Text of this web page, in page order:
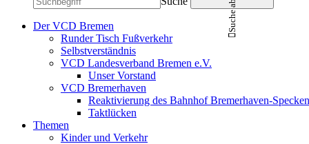
Der VCD Bremen
Runder Tisch Fußverkehr
Selbstverständnis
VCD Landesverband Bremen e.V.
Unser Vorstand
VCD Bremerhaven
Reaktivierung des Bahnhof Bremerhaven-
Taktlücken
Themen
Kinder und Verkehr